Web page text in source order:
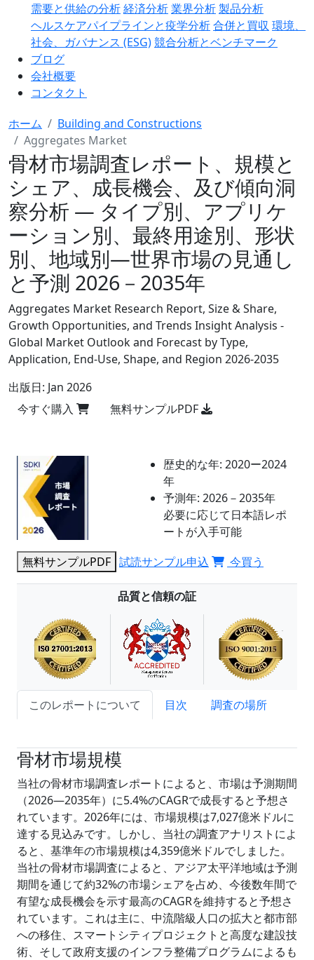
需要と供給の分析経済分析業界分析製品分析
ヘルスケアパイプラインと疫学分析合併と買収 環境、
社会、ガバナンス (ESG)競合分析とベンチマーク
ブログ
会社概要
コンタクト
ホーム
Building and Constructions
Aggregates Market
骨材市場調査レポート、規模と
シェア、成長機会、及び傾向洞
察分析 ― タイプ別、アプリケ
ーション別、最終用途別、形状
別、地域別―世界市場の見通し
と予測 2026－2035年
Aggregates Market Research Report, Size & Share,
Growth Opportunities, and Trends Insight Analysis -
Global Market Outlook and Forecast by Type,
Application, End-Use, Shape, and Region 2026-2035
出版日: Jan 2026
今すぐ購入
無料サンプルPDF
歴史的な年: 2020ー2024
年
予測年: 2026－2035年
必要に応じて日本語レポ
ートが入手可能
無料サンプルPDF 試読サンプル申込 今買う
品質と信頼の証
このレポートについて 目次
調査の場所
骨材市場規模
当社の骨材市場調査レポートによると、市場は予測期間
（2026―2035年）に5.4%のCAGRで成長すると予想さ
れています。2026年には、市場規模は7,027億米ドルに
達する見込みです。しかし、当社の調査アナリストによ
ると、基準年の市場規模は4,359億米ドルでしました。
当社の骨材市場調査によると、アジア太平洋地域は予測
期間を通じて約32%の市場シェアを占め、今後数年間で
有望な成長機会を示す最高のCAGRを維持すると予想さ
れています。これは主に、中流階級人口の拡大と都市部
への移住、スマートシティプロジェクトと高度な建設技
術、そして政府支援のインフラ整備プログラムによるも